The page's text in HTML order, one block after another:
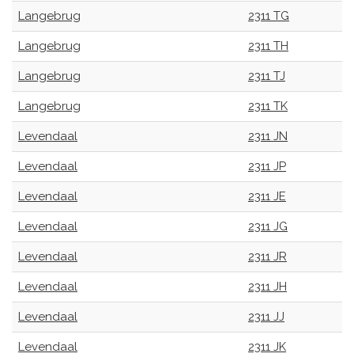
Langebrug 2311 TG
Langebrug 2311 TH
Langebrug 2311 TJ
Langebrug 2311 TK
Levendaal 2311 JN
Levendaal 2311 JP
Levendaal 2311 JE
Levendaal 2311 JG
Levendaal 2311 JR
Levendaal 2311 JH
Levendaal 2311 JJ
Levendaal 2311 JK